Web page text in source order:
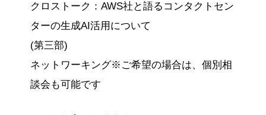
クロストーク：AWS社と語るコンタクトセン
ターの生成AI活用について
(第三部)
ネットワーキング※ご希望の場合は、個別相
談会も可能です